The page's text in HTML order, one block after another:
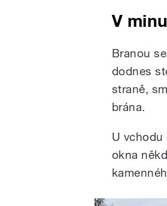
V
Branou
dodnes
straně,
brána.
U vchodu
okna